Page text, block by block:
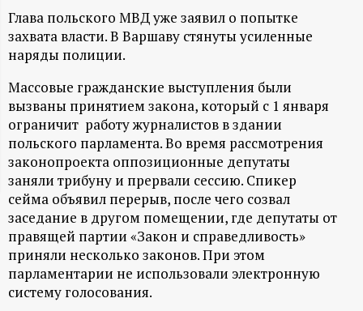
ф
о
р
м
а
ц
и
о
Глава польского МВД уже заявил о попытке
захвата власти. В Варшаву стянуты усиленные
наряды полиции.
Массовые гражданские выступления были
вызваны принятием закона, который с 1 января
ограничит работу журналистов в здании
польского парламента. Во время рассмотрения
законопроекта оппозиционные депутаты
заняли трибуну и прервали сессию. Спикер
сейма объявил перерыв, после чего созвал
заседание в другом помещении, где депутаты от
правящей партии «Закон и справедливость»
приняли несколько законов. При этом
парламентарии не использовали электронную
систему голосования.